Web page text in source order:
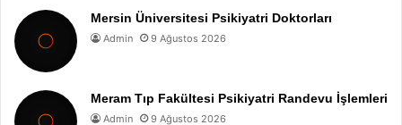
Mersin Üniversitesi Psikiyatri Doktorları
Admin 9 Ağustos 2026
Meram Tıp Fakültesi Psikiyatri Randevu İşlemleri
Admin 9 Ağustos 2026